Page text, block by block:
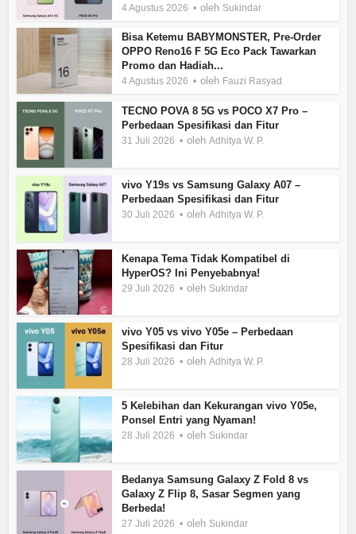
4 Agustus 2026 oleh Sukindar
Bisa Ketemu BABYMONSTER, Pre-Order
OPPO Reno16 F 5G Eco Pack Tawarkan
Promo dan Hadiah...
4 Agustus 2026 oleh Fauzi Rasyad
TECNO POVA 8 5G vs POCO X7 Pro –
Perbedaan Spesifikasi dan Fitur
31 Juli 2026 olehAdhitya W. P.
vivo Y19s vs Samsung Galaxy A07 –
Perbedaan Spesifikasi dan Fitur
30 Juli 2026 olehAdhitya W. P.
Kenapa Tema Tidak Kompatibel di
HyperOS? Ini Penyebabnya!
29 Juli 2026 oleh Sukindar
vivo Y05 vs vivo Y05e – Perbedaan
Spesifikasi dan Fitur
28 Juli 2026 olehAdhitya W. P.
5 Kelebihan dan Kekurangan vivo Y05e,
Ponsel Entri yang Nyaman!
28 Juli 2026 oleh Sukindar
Bedanya Samsung Galaxy Z Fold 8 vs
Galaxy Z Flip 8, Sasar Segmen yang
Berbeda!
27 Juli 2026 oleh Sukindar